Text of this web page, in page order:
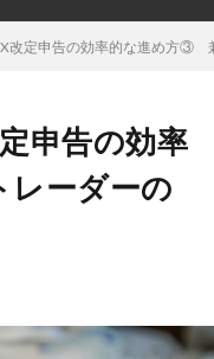
改定申告の効率的な進め方③
申告の効率
ーダーの